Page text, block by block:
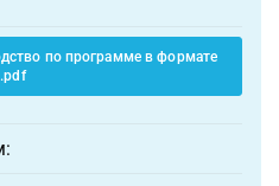
по программе в формате
.pdf